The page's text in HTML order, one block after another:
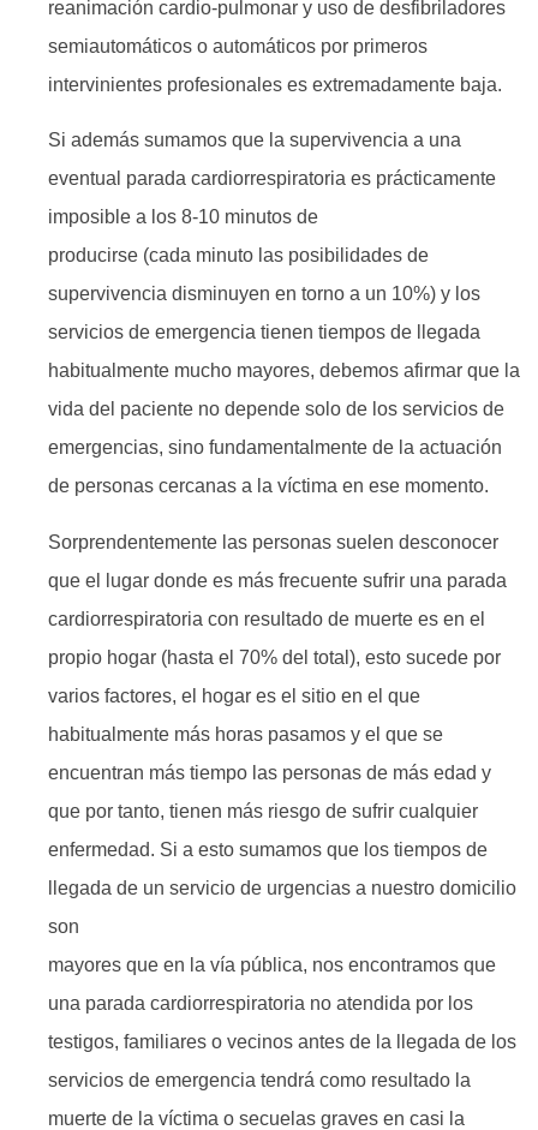
reanimación cardio-pulmonar y uso de desfibriladores
semiautomáticos o automáticos por primeros
intervinientes profesionales es extremadamente baja.
Si además sumamos que la supervivencia a una
eventual parada cardiorrespiratoria es prácticamente
imposible a los 8-10 minutos de
producirse (cada minuto las posibilidades de
supervivencia disminuyen en torno a un 10%) y los
servicios de emergencia tienen tiempos de llegada
habitualmente mucho mayores, debemos afirmar que la
vida del paciente no depende solo de los servicios de
emergencias, sino fundamentalmente de la actuación
de personas cercanas a la víctima en ese momento.
Sorprendentemente las personas suelen desconocer
que el lugar donde es más frecuente sufrir una parada
cardiorrespiratoria con resultado de muerte es en el
propio hogar (hasta el 70% del total), esto sucede por
varios factores, el hogar es el sitio en el que
habitualmente más horas pasamos y el que se
encuentran más tiempo las personas de más edad y
que por tanto, tienen más riesgo de sufrir cualquier
enfermedad. Si a esto sumamos que los tiempos de
llegada de un servicio de urgencias a nuestro domicilio
son
mayores que en la vía pública, nos encontramos que
una parada cardiorrespiratoria no atendida por los
testigos, familiares o vecinos antes de la llegada de los
servicios de emergencia tendrá como resultado la
muerte de la víctima o secuelas graves en casi la